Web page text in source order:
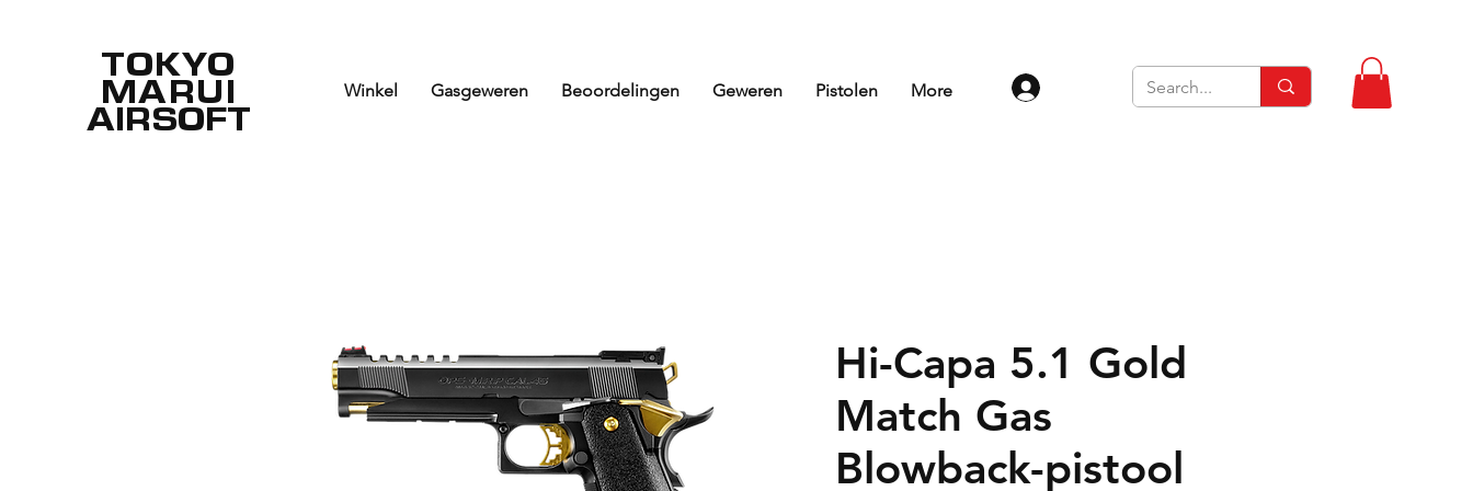
TOKYO
MARUI
AIRSOFT
Winkel Gasgeweren Beoordelingen Geweren Pistolen More
Hi-Capa 5.1 Gold
Match Gas
Blowback-pistool